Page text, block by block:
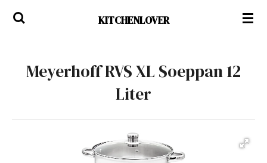
Ga
hoofdinhoud
KITCHENLOVER
Meyerhoff RVS XL Soeppan 12
Liter